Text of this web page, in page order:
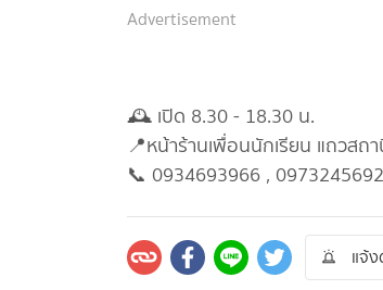
Advertisement
🕰 เปิด 8.30 - 18.30 น.
📍หน้าร้านเพื่อนนักเรียน แถวสถ
📞 0934693966 , 0973245692
แจ้